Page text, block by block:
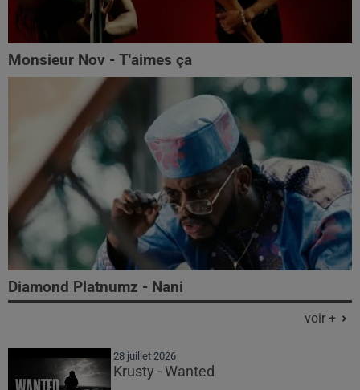
Monsieur Nov - T'aimes ça
Diamond Platnumz - Nani
voir +
28 juillet 2026
Krusty - Wanted